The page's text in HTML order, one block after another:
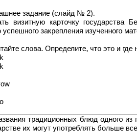
задание (слайд № 2).
визитную карточку государства
закрепления изученного
слова. Определите, что это и где
традиционных блюд одного
их могут употреблять больше